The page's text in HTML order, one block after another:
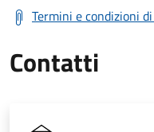
Termini e condizioni
Contatti